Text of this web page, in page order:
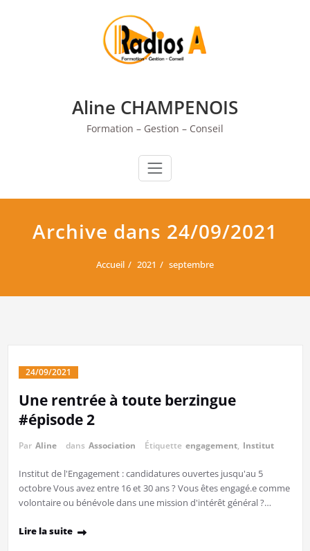
Aline CHAMPENOIS
Formation – Gestion – Conseil
Archive dans 24/09/2021
Accueil 2021 septembre
24/09/2021
Une rentrée à toute berzingue
#épisode 2
Par Aline dans Association Étiquette engagement, Institut
Institut de l'Engagement : candidatures ouvertes jusqu'au 5
octobre Vous avez entre 16 et 30 ans ? Vous êtes engagé.e comme
volontaire ou bénévole dans une mission d'intérêt général ?…
Lire la suite